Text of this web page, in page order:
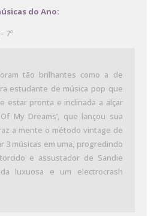
do Ano:
– 7º
tão brilhantes como a de
estudante de música pop que
estar pronta e inclinada a alçar
My Dreams’, que lançou sua
a mente o método vintage de
3 músicas em uma, progredindo
e assustador de Sandie
luxuosa e um electrocrash